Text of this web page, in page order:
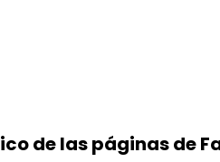
de las páginas de